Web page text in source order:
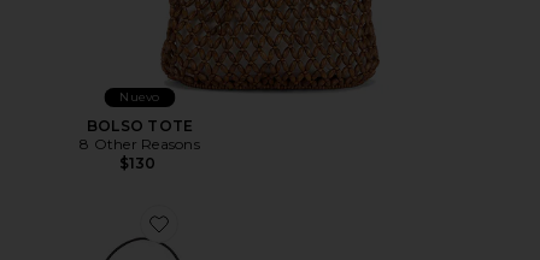
Nuevo
BOLSO TOTE
8 Other Reasons
$130
Favorite BOLSO JET